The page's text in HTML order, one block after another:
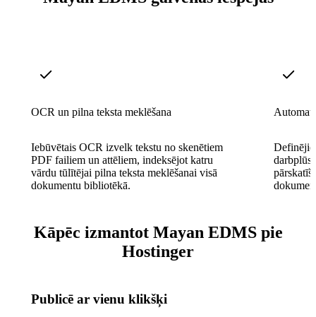
OCR un pilna teksta meklēšana
Iebūvētais OCR izvelk tekstu no skenētiem
PDF failiem un attēliem, indeksējot katru
vārdu tūlītējai pilna teksta meklēšanai visā
dokumentu bibliotēkā.
Kāpēc izmantot Mayan EDMS pie
Hostinger
Publicē ar vienu klikšķi